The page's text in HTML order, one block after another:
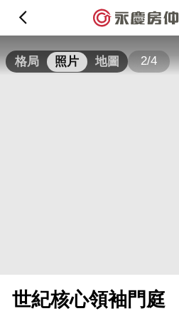
格局 照片 地圖 2/4
世紀核心領袖門庭